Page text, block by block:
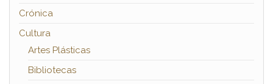
Crónica
Cultura
Artes Plásticas
Bibliotecas